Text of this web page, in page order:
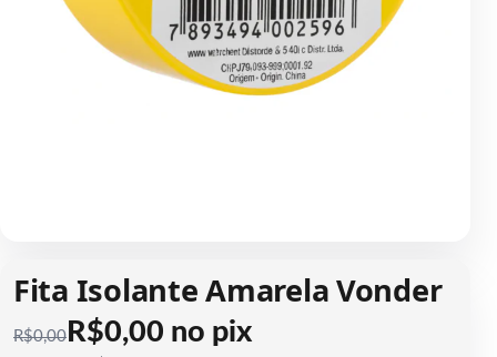
Fita Isolante Amarela Vonder
R$0,00 R$0,00 no pix